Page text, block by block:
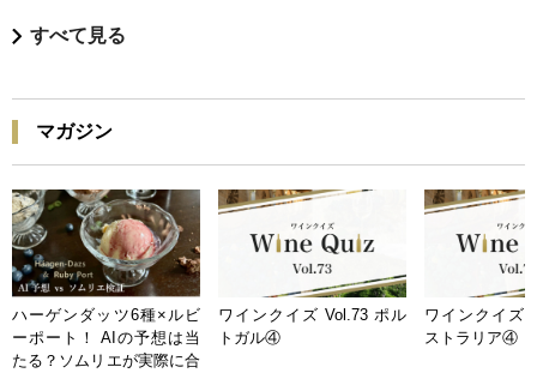
すべて見る
マガジン
ハーゲンダッツ6種×ルビ
ーポート！ AIの予想は当
たる？ソムリエが実際に合
ワインクイズ Vol.73 ポル
トガル④
ワインクイズ
ストラリア④